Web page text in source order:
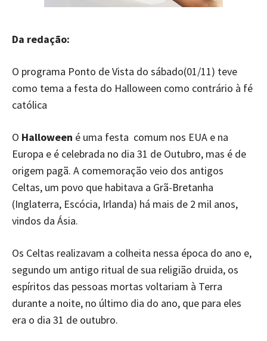
Da redação:
O programa Ponto de Vista do sábado(01/11) teve
como tema a festa do Halloween como contrário à fé
católica
O Halloween é uma festa comum nos EUA e na
Europa e é celebrada no dia 31 de Outubro, mas é de
origem pagã. A comemoração veio dos antigos
Celtas, um povo que habitava a Grã-Bretanha
(Inglaterra, Escócia, Irlanda) há mais de 2 mil anos,
vindos da Ásia.
Os Celtas realizavam a colheita nessa época do ano e,
segundo um antigo ritual de sua religião druida, os
espíritos das pessoas mortas voltariam à Terra
durante a noite, no último dia do ano, que para eles
era o dia 31 de outubro.